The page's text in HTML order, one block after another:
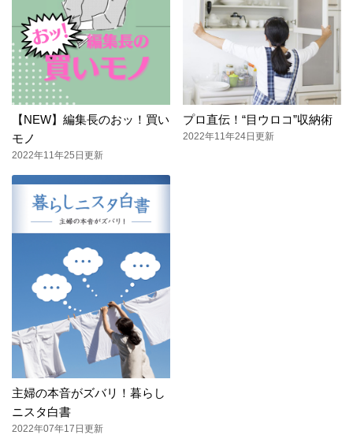
【NEW】編集長のおッ！買い
モノ
2022年11年25日更新
プロ直伝！“目ウロコ”収納術
2022年11年24日更新
主婦の本音がズバリ！暮らし
ニスタ白書
2022年07年17日更新